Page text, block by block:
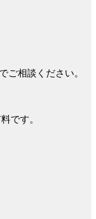
ご相談ください。
です。